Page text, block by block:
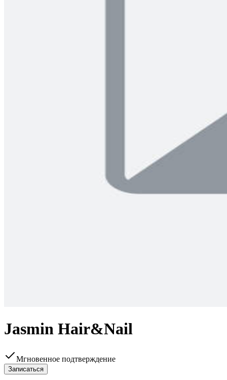
Jasmin Hair&Nail
Мгновенное подтверждение
Записаться